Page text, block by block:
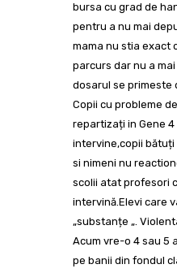
bursa cu grad de
pentru a nu mai
mama nu stia exact
parcurs dar nu a
dosarul se primeste
Copii cu probleme
repartizați in Gene 4
intervine,copii
si nimeni nu
scolii atat profesori
intervină.Elevi care
„substanțe „.
Acum vre-o 4 sau 5
pe banii din fondul